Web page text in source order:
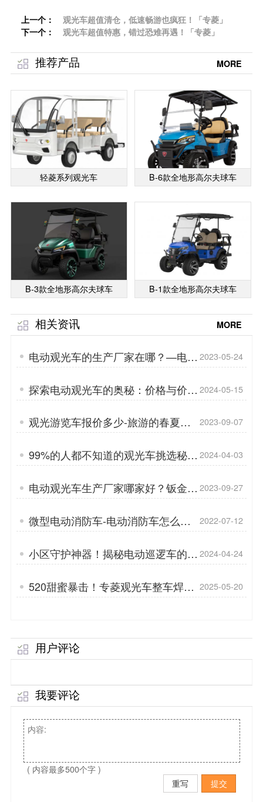
上一个：
观光车超值清仓，低速畅游也疯狂！「专菱」
下一个：
观光车超值特惠，错过恐难再遇！「专菱」
推荐产品 MORE
轻菱系列观光车 B-6款全地形高尔夫球车
B-3款全地形高尔夫球车 B-1款全地形高尔夫球车
相关资讯 MORE
电动观光车的生产厂家在哪？—电动
观光车的后期保养注意事项「专菱」
2023-05-24
探索电动观光车的奥秘：价格与价值
的完美融合「专菱」
2024-05-15
观光游览车报价多少-旅游的春夏秋
冬「专菱」
2023-09-07
99%的人都不知道的观光车挑选秘
籍，你准备好了吗？「专菱」
2024-04-03
电动观光车生产厂家哪家好？钣金对
比玻璃钢的区别「专菱」
2023-09-27
微型电动消防车-电动消防车怎么选
「专菱」
2022-07-12
小区守护神器！揭秘电动巡逻车的秘
密「专菱」
2024-04-24
520甜蜜暴击！专菱观光车整车焊
接，用硬核实力守护浪漫旅程
2025-05-20
用户评论
我要评论
( 内容最多500个字 )
重写
提交